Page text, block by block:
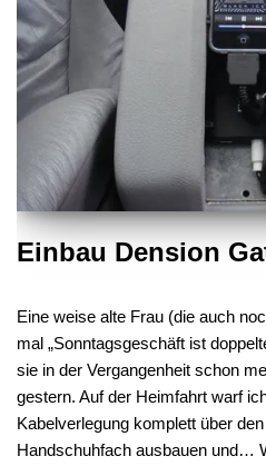
Einbau Dension
Eine weise alte Frau (die auch
mal „Sonntagsgeschäft ist
sie in der Vergangenheit schon
gestern. Auf der Heimfahrt warf
Kabelverlegung komplett über
Handschuhfach ausbauen und…